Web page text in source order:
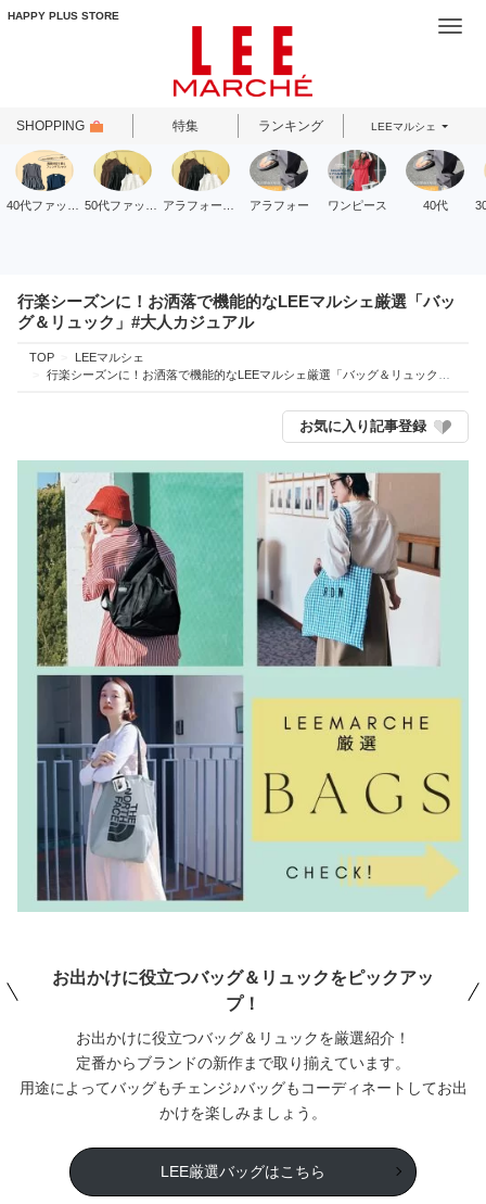
HAPPY PLUS STORE
SHOPPING 特集 ランキング LEEマルシェ
アラフォー ワンピース 40代
行楽シーズンに！お洒落で機能的なLEEマルシェ厳選「バッ
グ＆リュック」#大人カジュアル
TOP
LEEマルシェ
行楽シーズンに！お洒落で機能的なLEEマルシェ厳選「バッグ＆リュック」#大人カジュアル
お気に入り記事登録
お出かけに役立つバッグ＆リュックをピックアッ
プ！
お出かけに役立つバッグ＆リュックを厳選紹介！
定番からブランドの新作まで取り揃えています。
用途によってバッグもチェンジ♪バッグもコーディネートしてお出
かけを楽しみましょう。
LEE厳選バッグはこちら